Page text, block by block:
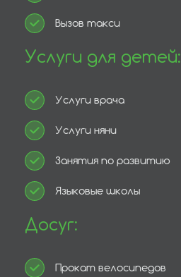
Вызов такси
Услуги для детей:
Услуги врача
Услуги няни
Занятия по развитию
Языковые школы
Досуг:
Прокат велосипедов